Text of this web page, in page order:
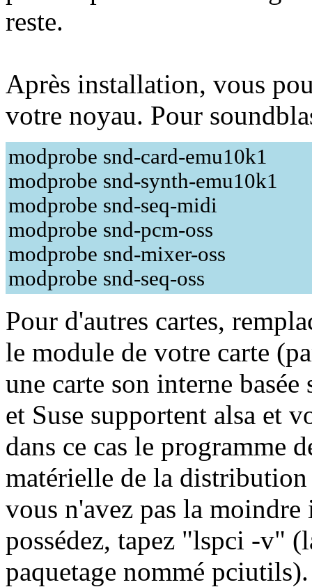
reste.
Après installation, vous
votre noyau. Pour
modprobe snd-card-emu10k1
modprobe snd-synth-emu10k1
modprobe snd-seq-midi
modprobe snd-pcm-oss
modprobe snd-mixer-oss
modprobe snd-seq-oss
Pour d'autres cartes,
le module de votre carte
une carte son interne
et Suse supportent alsa et
dans ce cas le programme
matérielle de la
vous n'avez pas la
possédez, tapez "lspci -v"
paquetage nommé pciutils).